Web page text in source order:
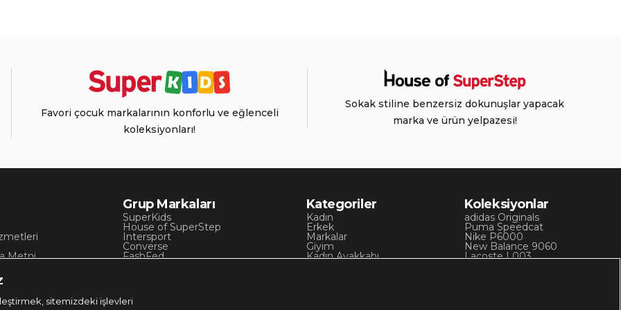
Favori çocuk markalarının konforlu ve eğlenceli
koleksiyonları!
Sokak stiline benzersiz dokunuşlar yapacak
marka ve ürün yelpazesi!
Metni
Grup Markaları
SuperKids
House of SuperStep
Intersport
Converse
FashFed
Occassion
UNITED4
Kategoriler
Kadın
Erkek
Markalar
Giyim
Kadın Ayakkabı
Koleksiyonlar
adidas Originals
Puma Speedcat
Nike P6000
New Balance 9060
Lacoste L003
sitemizdeki işlevleri